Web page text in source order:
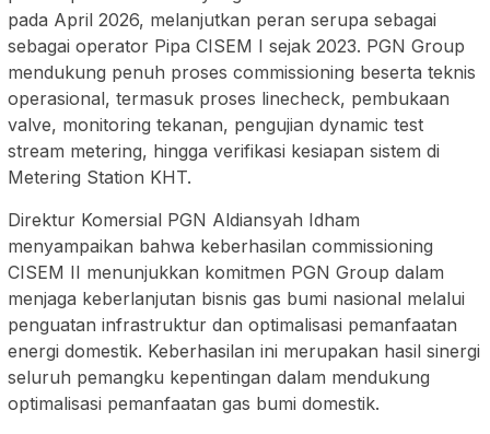
pada April 2026, melanjutkan peran serupa sebagai
sebagai operator Pipa CISEM I sejak 2023. PGN Group
mendukung penuh proses commissioning beserta teknis
operasional, termasuk proses linecheck, pembukaan
valve, monitoring tekanan, pengujian dynamic test
stream metering, hingga verifikasi kesiapan sistem di
Metering Station KHT.
Direktur Komersial PGN Aldiansyah Idham
menyampaikan bahwa keberhasilan commissioning
CISEM II menunjukkan komitmen PGN Group dalam
menjaga keberlanjutan bisnis gas bumi nasional melalui
penguatan infrastruktur dan optimalisasi pemanfaatan
energi domestik. Keberhasilan ini merupakan hasil sinergi
seluruh pemangku kepentingan dalam mendukung
optimalisasi pemanfaatan gas bumi domestik.